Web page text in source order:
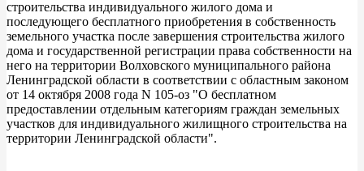
строительства индивидуального жилого дома и
последующего бесплатного приобретения в собственность
земельного участка после завершения строительства жилого
дома и государственной регистрации права собственности на
него на территории Волховского муниципального района
Ленинградской области в соответствии с областным законом
от 14 октября 2008 года N 105-оз "О бесплатном
предоставлении отдельным категориям граждан земельных
участков для индивидуального жилищного строительства на
территории Ленинградской области".